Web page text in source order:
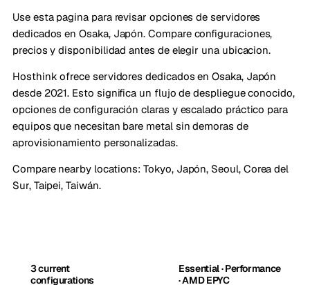
Use esta pagina para revisar opciones de servidores
dedicados en Osaka, Japón. Compare configuraciones,
precios y disponibilidad antes de elegir una ubicacion.
Hosthink ofrece servidores dedicados en Osaka, Japón
desde 2021. Esto significa un flujo de despliegue conocido,
opciones de configuración claras y escalado práctico para
equipos que necesitan bare metal sin demoras de
aprovisionamiento personalizadas.
Compare nearby locations:Tokyo, Japón, Seoul, Corea del
Sur, Taipei, Taiwán.
3 current
configurations
Essential · Performance
· AMD EPYC